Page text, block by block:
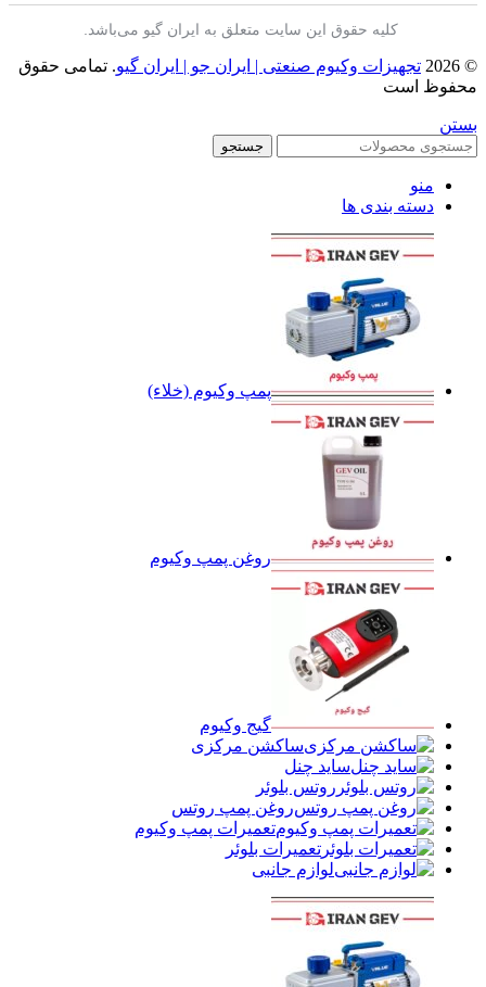
کلیه حقوق این سایت متعلق به ایران گیو می‌باشد.
© 2026 تجهیزات وکیوم صنعتی | ایران جو | ایران گیو. تمامی حقوق
محفوظ است
بستن
جستجو
منو
دسته بندی ها
پمپ وکیوم (خلاء)
روغن پمپ وکیوم
گیج وکیوم
ساکشن مرکزی
ساید چنل
روتس بلوئر
روغن پمپ روتس
تعمیرات پمپ وکیوم
تعمیرات بلوئر
لوازم جانبی